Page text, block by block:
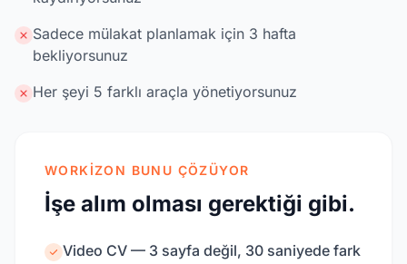
Sadece mülakat planlamak için 3 hafta
bekliyorsunuz
Her şeyi 5 farklı araçla yönetiyorsunuz
WORKIZON BUNU ÇÖZÜYOR
İşe alım olması gerektiği gibi.
Video CV — 3 sayfa değil, 30 saniyede fark